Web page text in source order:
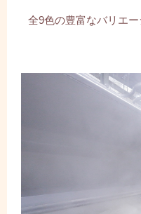
全9色の豊富なバリエー